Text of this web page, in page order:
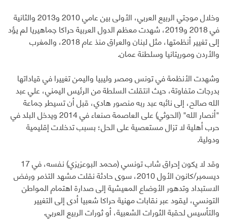
وخلال موجتي الربيع العربي، الأولى بين عامي 2010 و2013 والثانية
في 2018 و2019، شهدت معظم الدول العربية حراكا جماهيريا لم يؤد
إلى تغيير أنظمتها، مثل لبنان والعراق منذ عام 2018، والمغرب
والأردن وموريتانيا وسلطنة عمان.
وشهدت الأنظمة في تونس ومصر وليبيا واليمن تغييرا في قياداتها
بدرجات متفاوتة، حيث انتقلت السلطة من الرئيس اليمني، علي عبد
الله صالح، إلى نائبه عبد ربه منصور هادي، قبل أن تسيطر جماعة
"أنصار الله" (الحوثي) على العاصمة صنعاء في 2014 ويدخل البلد في
حرب أهلية لا تزال مستعصية على الحل؛ بسبب تدخلات إقليمية
ودولية.
وقد لا يكون إحراق شاب تونسي (محمد البوعزيزي) نفسه، في 17
ديسمبر/كانون الأول 2010، سوى حادثة نقلت مشهد التذمر ورفض
الاستبداد وتدهور الأوضاع المعيشية إلى صدارة اهتمام المواطن
التونسي، ليقود عبر نقابات مهنية حراكا شعبيا أدى إلى التغيير
والتأسيس لحقبة الثورات الشعبية، أو ثورات الربيع العربي.